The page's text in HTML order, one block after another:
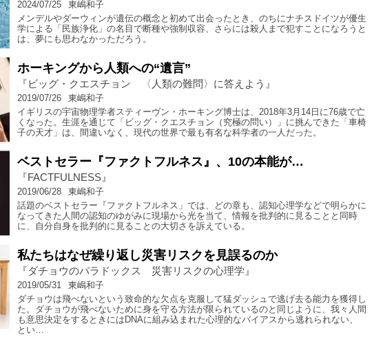
2024/07/25
東嶋和子
メンデルやダーウィンが遺伝の概念と初めて出会ったとき、のちにナチスドイツが優生
学による「民族浄化」の名目で断種や強制収容、さらには殺人まで犯すことになろうと
は、夢にも思わなかっただろう。
ホーキングから人類への“遺言”
『ビッグ・クエスチョン 〈人類の難問〉に答えよう』
2019/07/26
東嶋和子
イギリスの宇宙物理学者スティーヴン・ホーキング博士は、2018年3月14日に76歳で亡
くなった。生涯を通じて「ビッグ・クエスチョン（究極の問い）」に挑んできた「車椅
子の天才」は、間違いなく、現代の世界で最も有名な科学者の一人だった。
ベストセラー『ファクトフルネス』、10の本能が…
『FACTFULNESS』
2019/06/28
東嶋和子
話題のベストセラー『ファクトフルネス」では、どの章も、認知心理学などで明らかに
なってきた人間の認知のゆがみに現場から光を当て、情報を批判的に見ることと同時
に、自分自身を批判的に見ることの大切さを訴えている。
私たちはなぜ繰り返し災害リスクを見誤るのか
『ダチョウのパラドックス 災害リスクの心理学』
2019/05/31
東嶋和子
ダチョウは飛べないという致命的な欠点を克服して猛ダッシュで逃げ去る能力を獲得し
た。ダチョウが飛べないために身を守る方法が限られているのと同じように、我々人間
も意思決定をするときにはDNAに組み込まれた心理的なバイアスから逃れられない、
とい…